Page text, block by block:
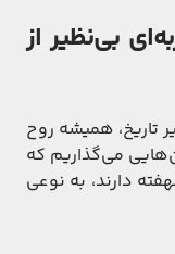
بی‌نظیر از
تاریخ، همیشه روح
می‌گذاریم که
دارند، به نوعی